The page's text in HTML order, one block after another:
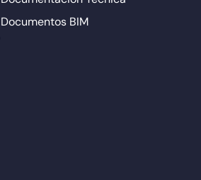
Documentos BIM